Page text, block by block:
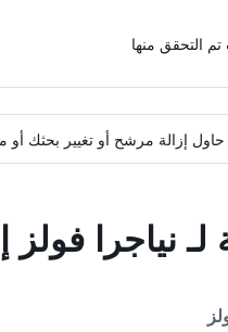
حاول إزالة مرشح أو تغيير بحثك
نياجرا فولز